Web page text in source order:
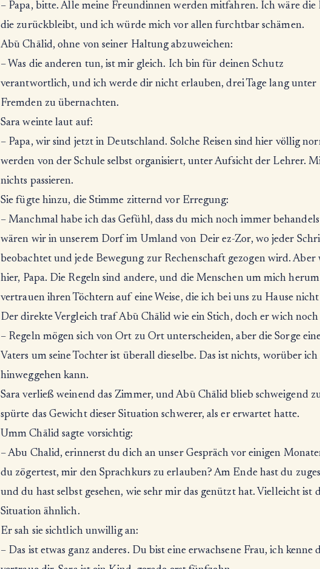
– Papa, bitte. Alle meine Freundinnen werden mitfahren. Ich wäre die
die zurückbleibt, und ich würde mich vor allen furchtbar schämen.
Abū Chālid, ohne von seiner Haltung abzuweichen:
– Was die anderen tun, ist mir gleich. Ich bin für deinen Schutz
verantwortlich, und ich werde dir nicht erlauben, drei Tage lang unter
Fremden zu übernachten.
Sara weinte laut auf:
– Papa, wir sind jetzt in Deutschland. Solche Reisen sind hier völlig
werden von der Schule selbst organisiert, unter Aufsicht der Lehrer.
nichts passieren.
Sie fügte hinzu, die Stimme zitternd vor Erregung:
– Manchmal habe ich das Gefühl, dass du mich noch immer
wären wir in unserem Dorf im Umland von Deir ez-Zor, wo jeder
beobachtet und jede Bewegung zur Rechenschaft gezogen wird. Aber
hier, Papa. Die Regeln sind andere, und die Menschen um mich herum
vertrauen ihren Töchtern auf eine Weise, die ich bei uns zu Hause nicht
Der direkte Vergleich traf Abū Chālid wie ein Stich, doch er wich
– Regeln mögen sich von Ort zu Ort unterscheiden, aber die Sorge
Vaters um seine Tochter ist überall dieselbe. Das ist nichts, worüber
hinweggehen kann.
Sara verließ weinend das Zimmer, und Abū Chālid blieb schweigend
spürte das Gewicht dieser Situation schwerer, als er erwartet hatte.
Umm Chālid sagte vorsichtig:
– Abu Chalid, erinnerst du dich an unser Gespräch vor einigen
du zögertest, mir den Sprachkurs zu erlauben? Am Ende hast du
und du hast selbst gesehen, wie sehr mir das genützt hat. Vielleicht ist
Situation ähnlich.
Er sah sie sichtlich unwillig an:
– Das ist etwas ganz anderes. Du bist eine erwachsene Frau, ich kenne